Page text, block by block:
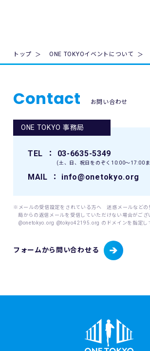
きるものとします。変更後の本規約は、ウェ
12. 本イベントに関連して生ずる一切の紛争
2. 個人情報の取得、利用及び提供について
護マネジメントシステムを遵守し、厳正な管
ます。
よる（ご本人が未成年者（18歳未満）の場合
当財団が個人情報を取扱うにあたっては、そ
前に明示し、明示した利用目的を達成するた
内でこれを行います。
当財団は、以下に掲げる個人情報を取り扱い
・東京マラソン等にご応募いただく場合
・東京マラソン等を通じて寄付をしていただ
募者から提供いただいた応募者情報（応募者
生年月日、年齢、住所、電話番号、携帯電話
等）、応募者のレース種目情報（応募者の障
無）（該当する場合）、寄付者情報（所属先
号、部署名、役職、担当者氏名、担当者電子
ス、担当者電話番号等）及び寄付情報（寄付
金額、寄付に関するアンケート回答等）を含
トップ ONE TOKYOイベントについて
Contact お問い合わせ
フォームから問い合わせる
ONE TOKYO 事務局
TEL ： 03-6635-5349
(土、日、祝日をのぞく10:00〜17:00
MAIL ： info@onetokyo.org
※メールの受信設定をされている方へ 迷惑メールなどの
局からの返信メールを受信していただけない場合がござ
@onetokyo.org @tokyo42195.org のドメインを指定し